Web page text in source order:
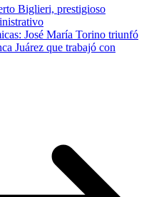
Biglieri, prestigioso
José María Torino triunfó
Juárez que trabajó con